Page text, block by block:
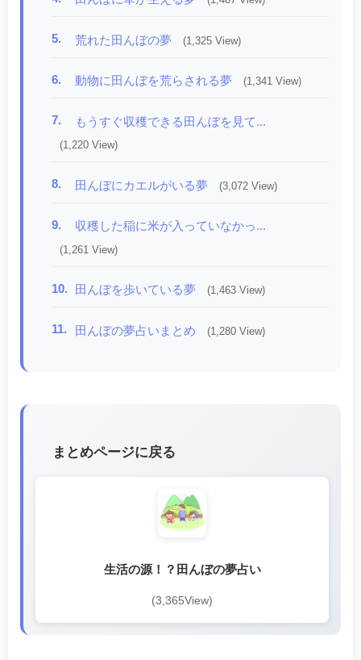
5. 荒れた田んぼの夢 (1,325 View)
6. 動物に田んぼを荒らされる夢 (1,341 View)
7. もうすぐ収穫できる田んぼを見て...
(1,220 View)
8. 田んぼにカエルがいる夢 (3,072 View)
9. 収穫した稲に米が入っていなかっ...
(1,261 View)
10. 田んぼを歩いている夢 (1,463 View)
11. 田んぼの夢占いまとめ (1,280 View)
まとめページに戻る
生活の源！？田んぼの夢占い
(3,365View)